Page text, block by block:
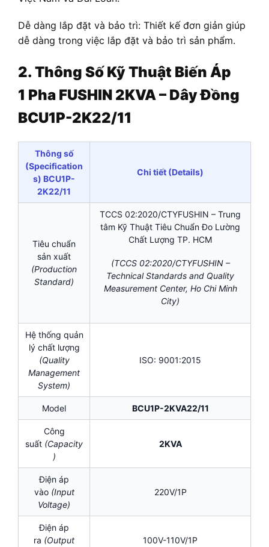
Dễ dàng lắp đặt và bảo trì: Thiết kế đơn giản giúp
dễ dàng trong việc lắp đặt và bảo trì sản phẩm.
2. Thông Số Kỹ Thuật Biến Áp
1 Pha FUSHIN 2KVA – Dây Đồng
BCU1P-2K22/11
Thông số
(Specification
s) BCU1P-
2K22/11
Chi tiết (Details)
Tiêu chuẩn
sản xuất
(Production
Standard)
TCCS 02:2020/CTYFUSHIN – Trung
tâm Kỹ Thuật Tiêu Chuẩn Đo Lường
Chất Lượng TP. HCM
(TCCS 02:2020/CTYFUSHIN –
Technical Standards and Quality
Measurement Center, Ho Chi Minh
City)
Hệ thống quản
lý chất lượng
(Quality
Management
System)
ISO: 9001:2015
Model BCU1P-2KVA22/11
Công
suất (Capacity
)
2KVA
Điện áp
vào (Input
Voltage)
220V/1P
Điện áp
ra (Output
100V-110V/1P